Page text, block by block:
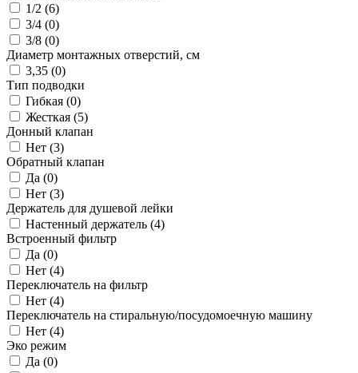
1/2 (6)
3/4 (0)
3/8 (0)
Диаметр монтажных отверстий, см
3,35 (0)
Тип подводки
Гибкая (0)
Жесткая (5)
Донный клапан
Нет (3)
Обратный клапан
Да (0)
Нет (3)
Держатель для душевой лейки
Настенный держатель (4)
Встроенный фильтр
Да (0)
Нет (4)
Переключатель на фильтр
Нет (4)
Переключатель на стиральную/посудомоечную машину
Нет (4)
Эко режим
Да (0)